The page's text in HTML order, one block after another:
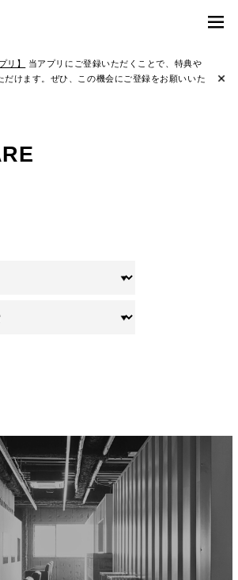
リ】
当アプリにご登録いただくことで、特典や
だけます。ぜひ、この機会にご登録をお願いいた